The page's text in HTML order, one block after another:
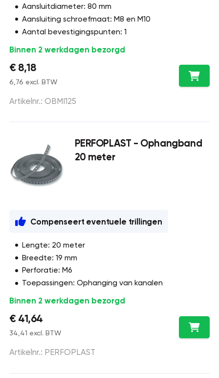
Aansluitdiameter: 80 mm
Aansluiting schroefmaat: M8 en M10
Aantal bevestigingspunten: 1
Binnen 2 werkdagen bezorgd
€ 8,18
6,76 excl. BTW
Artikelnr.: OBMI125
PERFOPLAST - Ophangband
20 meter
Compenseert eventuele trillingen
Lengte: 20 meter
Breedte: 19 mm
Perforatie: M6
Toepassingen: Ophanging van kanalen
Binnen 2 werkdagen bezorgd
€ 41,64
34,41 excl. BTW
Artikelnr.: PERFOPLAST